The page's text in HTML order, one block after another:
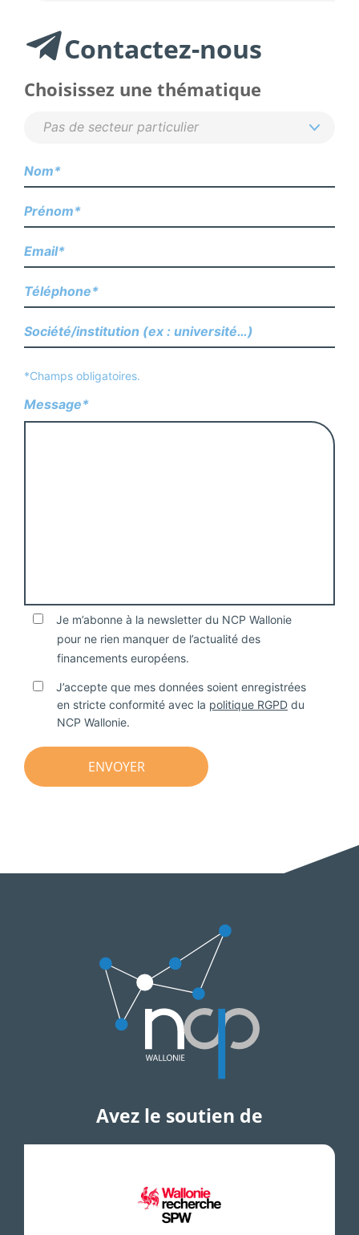
Contactez-nous
Choisissez une thématique
*Champs obligatoires.
Message*
Je m’abonne à la newsletter du NCP Wallonie
pour ne rien manquer de l’actualité des
financements européens.
J’accepte que mes données soient enregistrées
en stricte conformité avec la politique RGPD du
NCP Wallonie.
Avez le soutien de